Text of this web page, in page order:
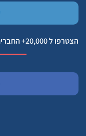
הצטרפו ל 20,000+ החברים בקבוצת הפייסבוק שלנו ״מטפלים בהורים